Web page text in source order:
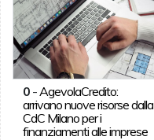
0- AgevolaCredito:
arrivano nuove risorse dalla
CdC Milano per i
finanziamenti alle imprese